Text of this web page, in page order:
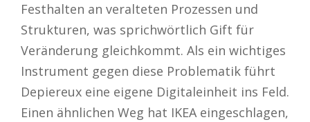
Festhalten an veralteten Prozessen und
Strukturen, was sprichwörtlich Gift für
Veränderung gleichkommt. Als ein wichtiges
Instrument gegen diese Problematik führt
Depiereux eine eigene Digitaleinheit ins Feld.
Einen ähnlichen Weg hat IKEA eingeschlagen,